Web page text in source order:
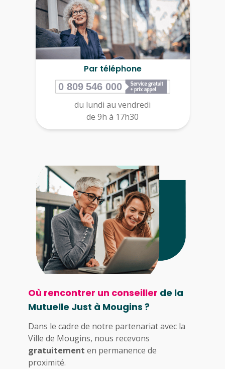
Par téléphone
du lundi au vendredi
de 9h à 17h30
Où rencontrer un conseiller de la
Mutuelle Just à Mougins ?
Dans le cadre de notre partenariat avec la
Ville de Mougins, nous recevons
gratuitement en permanence de
proximité.